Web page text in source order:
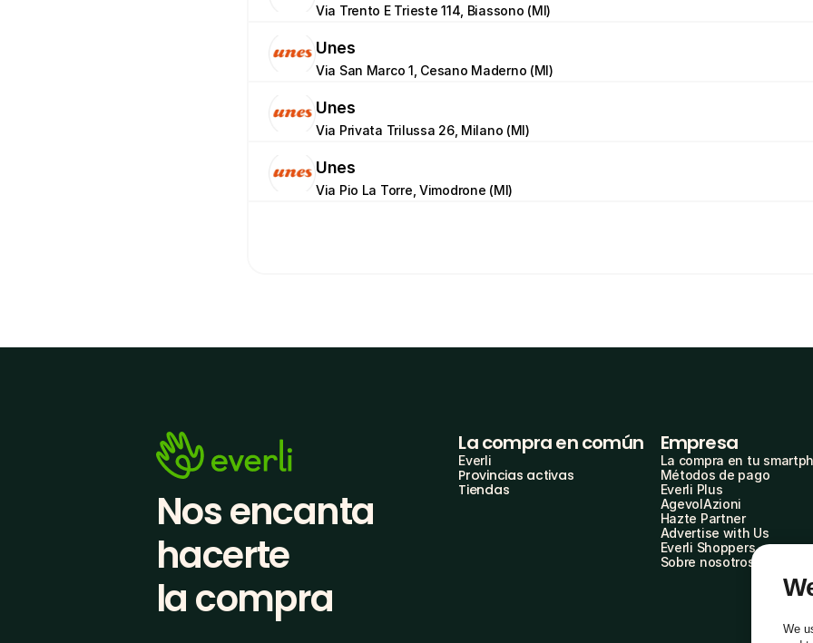
Via Trento E Trieste 114, Biassono (MI)
Unes
Via San Marco 1, Cesano Maderno (MI)
Unes
Via Privata Trilussa 26, Milano (MI)
Unes
Via Pio La Torre, Vimodrone (MI)
Nos encanta
hacerte
la compra
La compra en común
Everli
Provincias activas
Tiendas
Empresa
La compra en tu
Métodos de pago
Everli Plus
AgevolAzioni
Hazte Partner
Advertise with Us
Everli Shoppers
Sobre nosotros
We